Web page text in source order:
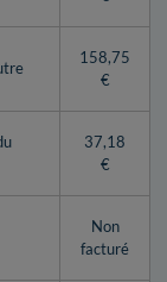
158,75
€
37,18
€
Non
facturé